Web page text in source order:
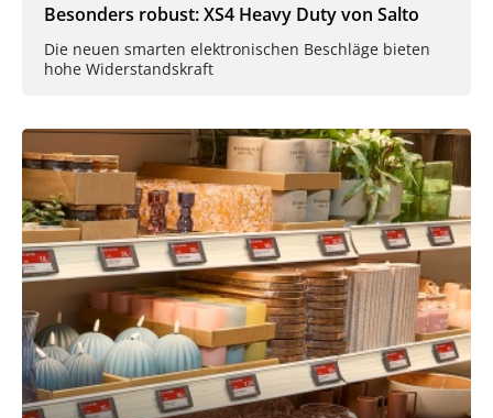
Besonders robust: XS4 Heavy Duty von Salto
Die neuen smarten elektronischen Beschläge bieten
hohe Widerstandskraft